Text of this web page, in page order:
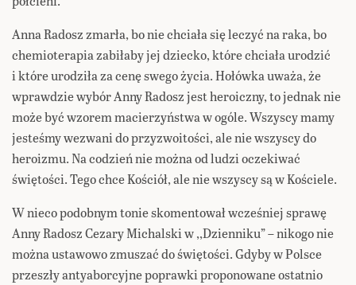
Anna Radosz zmarła, bo nie chciała się leczyć na raka, bo
chemioterapia zabiłaby jej dziecko, które chciała urodzić
i które urodziła za cenę swego życia. Hołówka uważa, że
wprawdzie wybór Anny Radosz jest heroiczny, to jednak nie
może być wzorem macierzyństwa w ogóle. Wszyscy mamy
jesteśmy wezwani do przyzwoitości, ale nie wszyscy do
heroizmu. Na codzień nie można od ludzi oczekiwać
świętości. Tego chce Kościół, ale nie wszyscy są w Kościele.
W nieco podobnym tonie skomentował wcześniej sprawę
Anny Radosz Cezary Michalski w ,,Dzienniku” – nikogo nie
można ustawowo zmuszać do świętości. Gdyby w Polsce
przeszły antyaborcyjne poprawki proponowane ostatnio